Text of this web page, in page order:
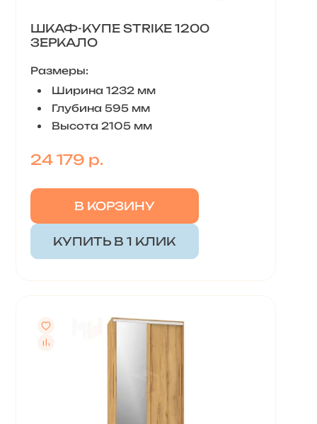
ШКАФ-КУПЕ STRIKE 1200
ЗЕРКАЛО
Размеры:
Ширина 1232 мм
Глубина 595 мм
Высота 2105 мм
24 179 р.
В КОРЗИНУ
КУПИТЬ В 1 КЛИК